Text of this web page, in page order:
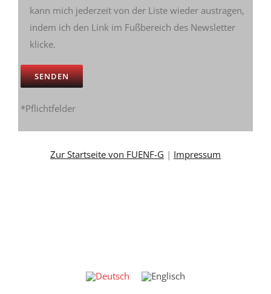
kann mich jederzeit von der Liste wieder austragen,
indem ich den Link im Fußbereich des Newsletter
klicke.
*Pflichtfelder
Zur Startseite von FUENF-G | Impressum